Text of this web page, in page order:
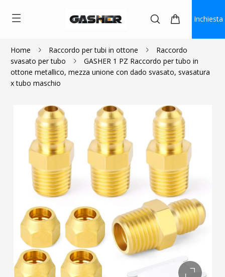
Inchiesta
Home Raccordo per tubi in ottone
Raccordo
svasato per tubo
GASHER 1 PZ Raccordo per tubo in
ottone metallico, mezza unione con dado svasato, svasatura
x tubo maschio
$14.99 $13.49